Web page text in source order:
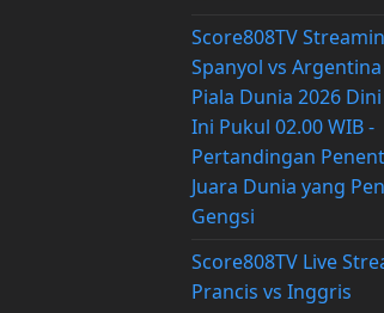
Score808TV
Spanyol vs Argentina
Piala Dunia 2026
Ini Pukul 02.00 WIB -
Pertandingan
Juara Dunia yang
Gengsi
Score808TV Live
Prancis vs Inggris